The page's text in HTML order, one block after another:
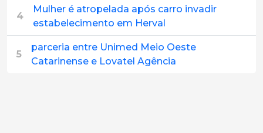
4
Mulher é atropelada após carro invadir
estabelecimento em Herval
5
parceria entre Unimed Meio Oeste
Catarinense e Lovatel Agência